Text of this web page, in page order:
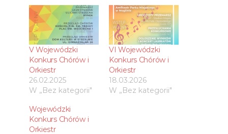
V Wojewódzki
Konkurs Chórów i
Orkiestr
26.02.2025
W „Bez kategorii"
VI Wojewódzki
Konkurs Chórów i
Orkiestr
18.03.2026
W „Bez kategorii"
Wojewódzki
Konkurs Chórów i
Orkiestr